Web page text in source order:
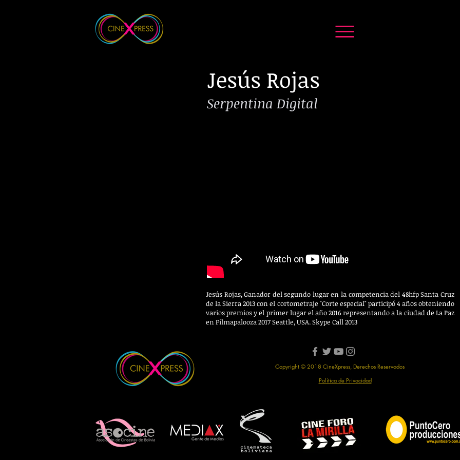
Jesús Rojas
Serpentina Digital
Jesús Rojas, Ganador del segundo lugar en la competencia del 48hfp Santa Cruz
de la Sierra 2013 con el cortometraje "Corte especial" participó 4 años obteniendo
varios premios y el primer lugar el año 2016 representando a la ciudad de La Paz
en Filmapalooza 2017 Seattle, USA. Skype Call 2013
Copyright © 2018 CineXpress, Derechos Reservados
Política de Privacidad